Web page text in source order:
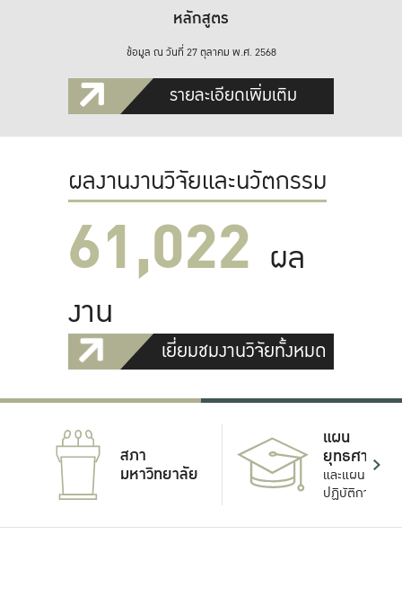
หลักสูตร
ข้อมูล ณ วันที่ 27 ตุลาคม พ.ศ. 2568
รายละเอียดเพิ่มเติม
ผลงานงานวิจัยและนวัตกรรม
61,022 ผล
งาน
เยี่ยมชมงานวิจัยทั้งหมด
สภา
มหาวิทยาลัย
แผน
ยุทธศาสตร์
และแผน
ปฏิบัติการ